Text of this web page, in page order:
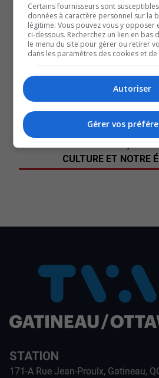
Les organismes sur le terrain sont
pour aider les personnes dans le
Ça m’attriste de savoir que ça
dramatique comme une femme
qu’on réagisse. […] On manque de
que les personnes là ne sont pas
survie.
-Yves Séguin, directeur général du CIPTO
SOUTENIR NOS MÉDIAS,
CULTURE ET NOTRE
STATION
171-A Rue Jean-Proulx, Gatineau,
Certains fournisseurs sont
données à caractère personnel sur la
légitime. Vous pouvez vous y opposer
ci-dessous. Recherchez un lien en bas
le menu du site pour gérer ou retirer
dans les paramètres des cookies et
Autoriser
Gérer vos